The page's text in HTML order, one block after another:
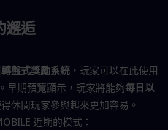
邂逅
轉盤式獎勵系統 ，玩家可以在此使用
早期預覽顯示，玩家將能夠每日以
得休閒玩家參與起來更加容易。
近期的模式：